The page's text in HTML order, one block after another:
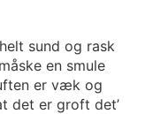
sund og rask
en smule
er væk og
det er groft det’